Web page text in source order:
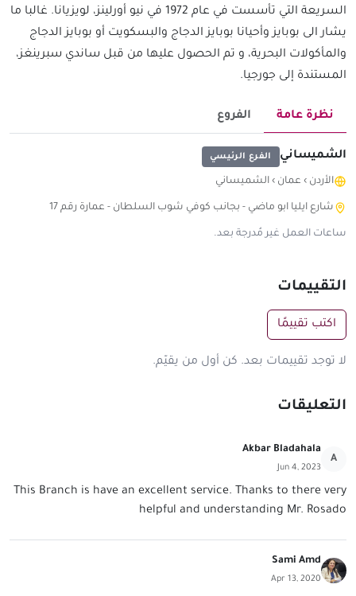
السريعة التي تأسست في عام 1972 في نيو أورلينز، لويزيانا. غالبا ما
يشار الى بوبايز وأحيانا بوبايز الدجاج والبسكويت أو بوبايز الدجاج
والمأكولات البحرية، و تم الحصول عليها من قبل ساندي سبرينغز،
المستندة إلى جورجيا.
نظرة عامة الفروع
الشميساني الفرع الرئيسي
الأردن › عمان › الشميساني
شارع ايليا ابو ماضي - بجانب كوفي شوب السلطان - عمارة رقم 17
ساعات العمل غير مُدرجة بعد.
التقييمات
اكتب تقييمًا
لا توجد تقييمات بعد. كن أول من يقيّم.
التعليقات
A
Akbar Bladahala
Jun 4, 2023
This Branch is have an excellent service. Thanks to there very
helpful and understanding Mr. Rosado
Sami Amd
Apr 13, 2020